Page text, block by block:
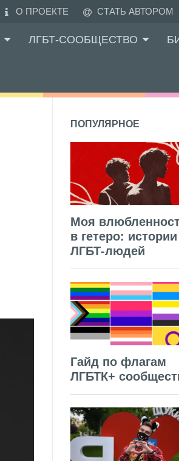
О ПРОЕКТЕ СТАТЬ АВТОРОМ
ЛГБТ-СООБЩЕСТВО
ПОПУЛЯРНОЕ
Моя
в гетеро: истории
ЛГБТ-людей
Гайд по флагам
ЛГБТК+